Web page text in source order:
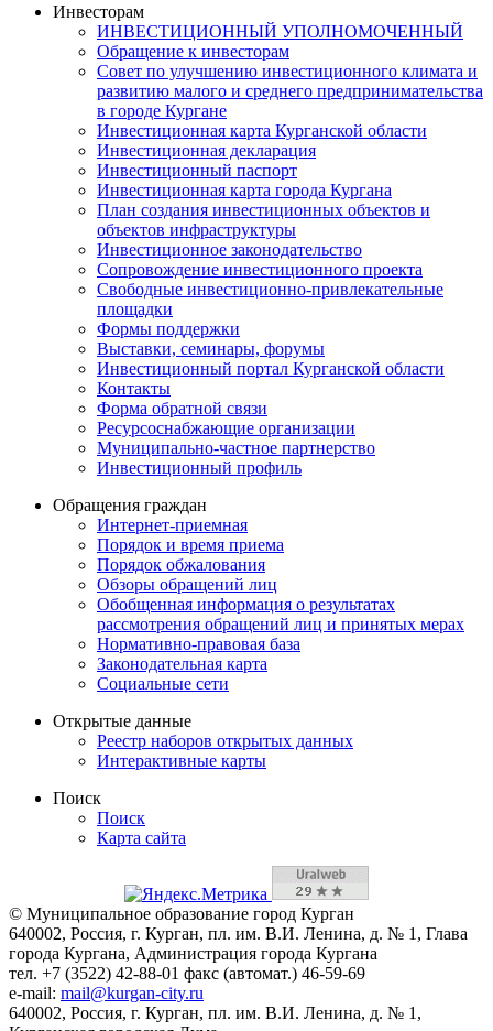
Инвесторам
ИНВЕСТИЦИОННЫЙ УПОЛНОМОЧЕННЫЙ
Обращение к инвесторам
Совет по улучшению инвестиционного климата и
развитию малого и среднего предпринимательства
в городе Кургане
Инвестиционная карта Курганской области
Инвестиционная декларация
Инвестиционный паспорт
Инвестиционная карта города Кургана
План создания инвестиционных объектов и
объектов инфраструктуры
Инвестиционное законодательство
Сопровождение инвестиционного проекта
Свободные инвестиционно-привлекательные
площадки
Формы поддержки
Выставки, семинары, форумы
Инвестиционный портал Курганской области
Контакты
Форма обратной связи
Ресурсоснабжающие организации
Муниципально-частное партнерство
Инвестиционный профиль
Обращения граждан
Интернет-приемная
Порядок и время приема
Порядок обжалования
Обзоры обращений лиц
Обобщенная информация о результатах
рассмотрения обращений лиц и принятых мерах
Нормативно-правовая база
Законодательная карта
Социальные сети
Открытые данные
Реестр наборов открытых данных
Интерактивные карты
Поиск
Поиск
Карта сайта
© Муниципальное образование город Курган
640002, Россия, г. Курган, пл. им. В.И. Ленина, д. № 1, Глава
города Кургана, Администрация города Кургана
тел. +7 (3522) 42-88-01 факс (автомат.) 46-59-69
e-mail: mail@kurgan-city.ru
640002, Россия, г. Курган, пл. им. В.И. Ленина, д. № 1,